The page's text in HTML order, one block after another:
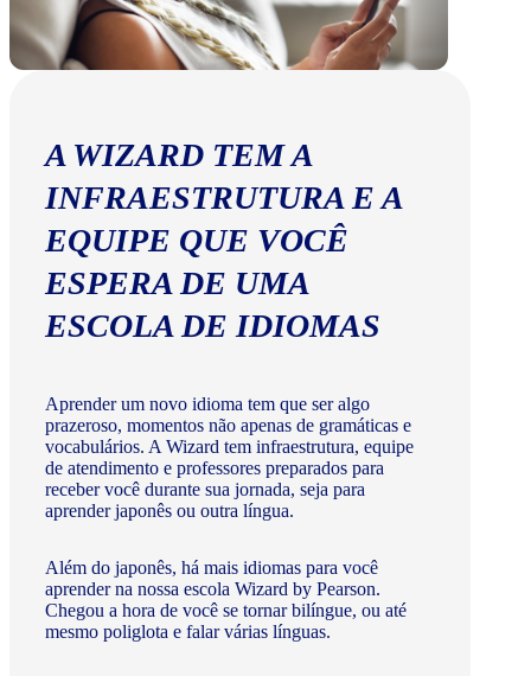
A WIZARD TEM A
INFRAESTRUTURA E A
EQUIPE QUE VOCÊ
ESPERA DE UMA
ESCOLA DE IDIOMAS
Aprender um novo idioma tem que ser algo
prazeroso, momentos não apenas de gramáticas e
vocabulários. A Wizard tem infraestrutura, equipe
de atendimento e professores preparados para
receber você durante sua jornada, seja para
aprender japonês ou outra língua.
Além do japonês, há mais idiomas para você
aprender na nossa escola Wizard by Pearson.
Chegou a hora de você se tornar bilíngue, ou até
mesmo poliglota e falar várias línguas.